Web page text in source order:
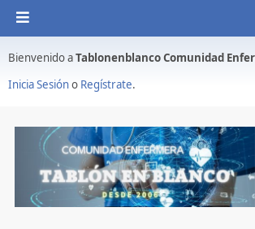
Bienvenido aTablonenblanco Comunidad
Inicia Sesióno Regístrate.